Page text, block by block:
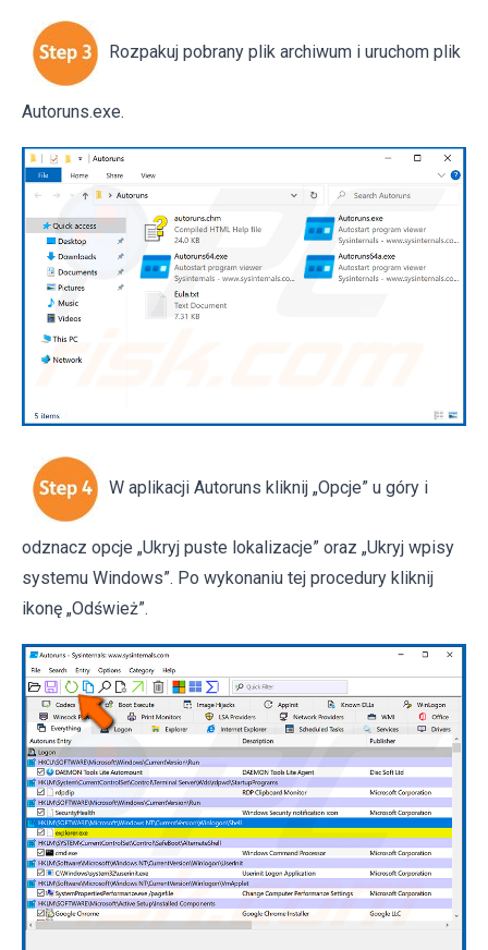
Rozpakuj pobrany plik archiwum i uruchom plik
Autoruns.exe.
W aplikacji Autoruns kliknij „Opcje” u góry i
odznacz opcje „Ukryj puste lokalizacje” oraz „Ukryj wpisy
systemu Windows”. Po wykonaniu tej procedury kliknij
ikonę „Odśwież”.